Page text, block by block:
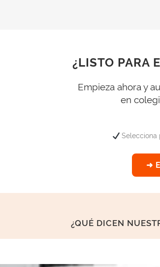
¿LISTO PARA
Empieza ahora y
en
Selecciona
➜
¿QUÉ DICEN
0